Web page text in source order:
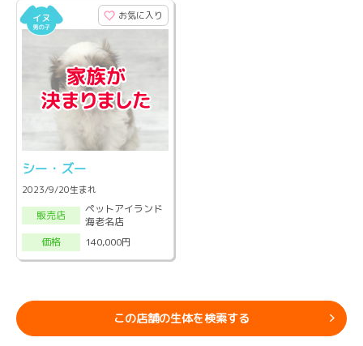
お気に入り
シー・ズー
2023/9/20生まれ
販売店
ペットアイランド
海老名店
価格
140,000円
この店舗の生体を検索する